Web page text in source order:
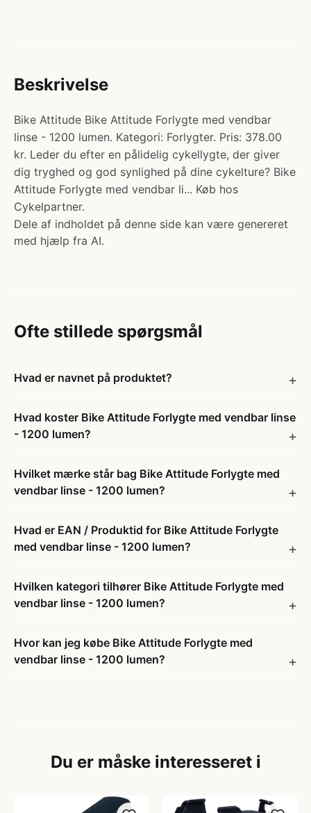
Beskrivelse
Bike Attitude Bike Attitude Forlygte med vendbar
linse - 1200 lumen. Kategori: Forlygter. Pris: 378.00
kr. Leder du efter en pålidelig cykellygte, der giver
dig tryghed og god synlighed på dine cykelture? Bike
Attitude Forlygte med vendbar li... Køb hos
Cykelpartner.
Dele af indholdet på denne side kan være genereret
med hjælp fra AI.
Ofte stillede spørgsmål
Hvad er navnet på produktet?
Hvad koster Bike Attitude Forlygte med vendbar linse
- 1200 lumen?
Hvilket mærke står bag Bike Attitude Forlygte med
vendbar linse - 1200 lumen?
Hvad er EAN / Produktid for Bike Attitude Forlygte
med vendbar linse - 1200 lumen?
Hvilken kategori tilhører Bike Attitude Forlygte med
vendbar linse - 1200 lumen?
Hvor kan jeg købe Bike Attitude Forlygte med
vendbar linse - 1200 lumen?
Du er måske interesseret i